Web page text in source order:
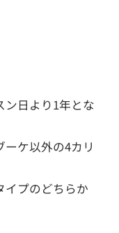
ン日より1年とな
ケ以外の4カリ
イプのどちらか